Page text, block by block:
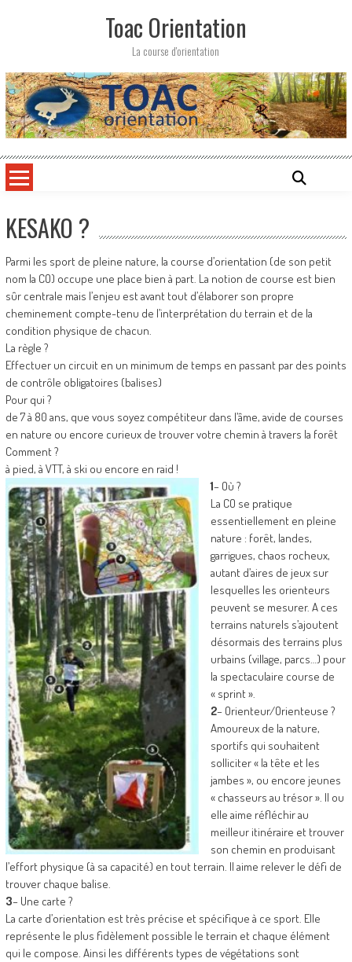
Toac Orientation
La course d'orientation
KESAKO ?
Parmi les sport de pleine nature, la course d’orientation (de son petit
nom la CO) occupe une place bien à part. La notion de course est bien
sûr centrale mais l’enjeu est avant tout d’élaborer son propre
cheminement compte-tenu de l’interprétation du terrain et de la
condition physique de chacun.
La règle ?
Effectuer un circuit en un minimum de temps en passant par des points
de contrôle obligatoires (balises)
Pour qui ?
de 7 à 80 ans, que vous soyez compétiteur dans l’âme, avide de courses
en nature ou encore curieux de trouver votre chemin à travers la forêt
Comment ?
à pied, à VTT, à ski ou encore en raid !
1– Où ?
La CO se pratique
essentiellement en pleine
nature : forêt, landes,
garrigues, chaos rocheux,
autant d’aires de jeux sur
lesquelles les orienteurs
peuvent se mesurer. A ces
terrains naturels s’ajoutent
désormais des terrains plus
urbains (village, parcs…) pour
la spectaculaire course de
« sprint ».
2– Orienteur/Orienteuse ?
Amoureux de la nature,
sportifs qui souhaitent
solliciter « la tête et les
jambes », ou encore jeunes
« chasseurs au trésor ». Il ou
elle aime réfléchir au
meilleur itinéraire et trouver
son chemin en produisant
l’effort physique (à sa capacité) en tout terrain. Il aime relever le défi de
trouver chaque balise.
3– Une carte ?
La carte d’orientation est très précise et spécifique à ce sport. Elle
représente le plus fidèlement possible le terrain et chaque élément
qui le compose. Ainsi les différents types de végétations sont